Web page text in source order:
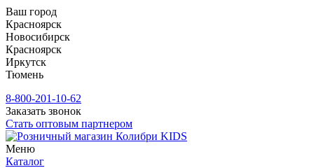
Ваш город
Красноярск
Новосибирск
Красноярск
Иркутск
Тюмень
8-800-201-10-62
Заказать звонок
Стать оптовым партнером
Меню
Каталог